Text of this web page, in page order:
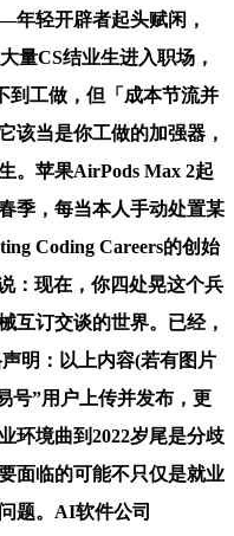
轻开辟者起头赋闲，
量CS结业生进入职场，
到工做，但「成本节流并
该当是你工做的加强器，
。苹果AirPods Max 2起
季，每当本人手动处置某
Coding Careers的创始
：现在，你四处晃这个兵
互订交谈的世界。已经，
明：以上内容(若有图片
号”用户上传并发布，更
环境曲到2022岁尾是分歧
面临的可能不只仅是就业
题。AI软件公司